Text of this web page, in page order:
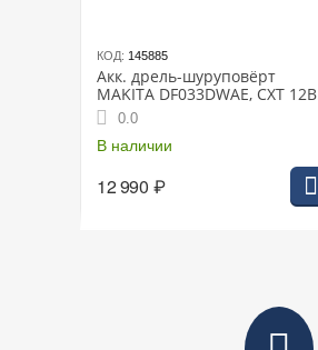
КОД: 145885
Акк. дрель-шуруповёрт
MAKITA DF033DWAE, CXT 12В
max, 1/4", 30/14 Нм, 2х2.0 Ач,
з/у
0.0
В наличии
12 990 ₽